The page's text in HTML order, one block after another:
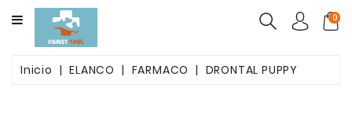
CATEGORY
MASCOTAS
0
Inicio ELANCO FARMACO DRONTAL PUPPY